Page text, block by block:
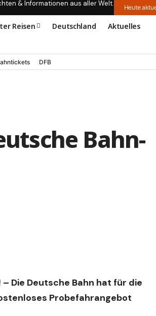
& Informationen aus aller Welt. Heute
Reisen Deutschland Aktuelles
DFB
Bahn-
Die Deutsche Bahn hat für die
Probefahrangebot